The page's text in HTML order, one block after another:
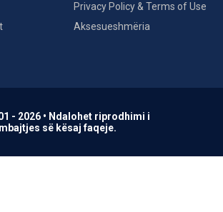
Privacy Policy & Terms of Use
Aksesueshmëria
- 2026 • Ndalohet riprodhimi i
së kësaj faqeje.